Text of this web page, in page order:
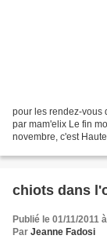
pour les rendez-vous
par mam'elix Le fin
novembre, c'est
chiots dans
Publié le 01/11/2011
Par Jeanne Fadosi